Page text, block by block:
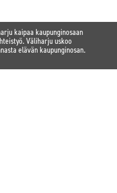
kaipaa kaupunginosaan
Väliharju uskoo
elävän kaupunginosan.